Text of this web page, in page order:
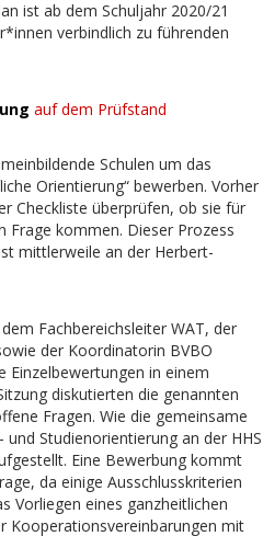
ist ab dem Schuljahr 2020/21
verbindlich zu führenden
auf dem Prüfstand
Schulen um das
Orientierung“ bewerben. Vorher
Checkliste überprüfen, ob sie für
Frage kommen. Dieser Prozess
mittlerweile an der Herbert-
Fachbereichsleiter WAT, der
der Koordinatorin BVBO
Einzelbewertungen in einem
diskutierten die genannten
Fragen. Wie die gemeinsame
Studienorientierung an der HHS
Eine Bewerbung kommt
da einige Ausschlusskriterien
Vorliegen eines ganzheitlichen
Kooperationsvereinbarungen mit